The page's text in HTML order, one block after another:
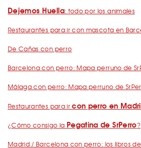
Dejemos Huella: todo por los animales
Restaurantes para ir con mascota en
De Cañas con perro
Barcelona con perro: Mapa perruno de
Málaga con perro: Mapa perruno de
Restaurantes para ircon perro en
¿Cómo consigo la Pegatina de SrPerro?
Madrid / Barcelona con perro: los libros